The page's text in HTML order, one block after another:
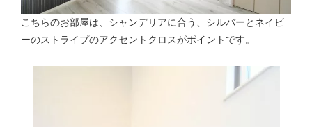
こちらのお部屋は、シャンデリアに合う、シルバーとネイビ
ーのストライプのアクセントクロスがポイントです。